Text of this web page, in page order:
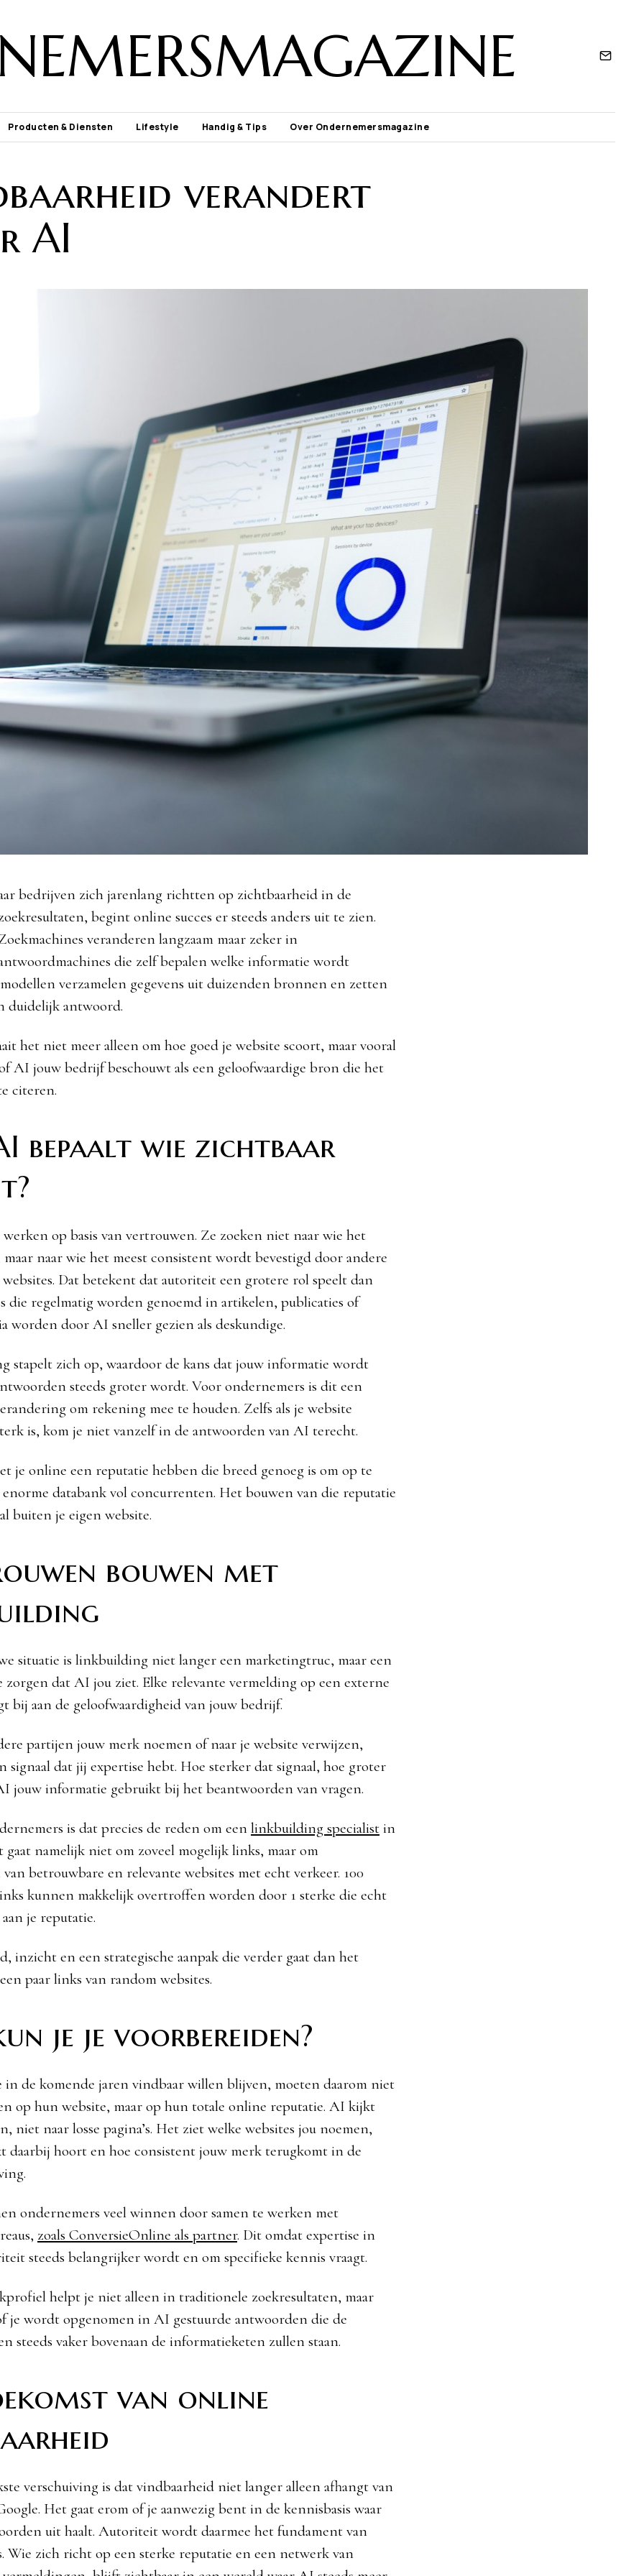
Producten & Diensten Lifestyle Handig & Tips Over Ondernemersmagazine
verandert
AI
bedrijven zich jarenlang richtten op zichtbaarheid in de
begint online succes er steeds anders uit te zien.
veranderen langzaam maar zeker in
die zelf bepalen welke informatie wordt
verzamelen gegevens uit duizenden bronnen en zetten
duidelijk antwoord.
het niet meer alleen om hoe goed je website scoort, maar vooral
AI jouw bedrijf beschouwt als een geloofwaardige bron die het
citeren.
bepaalt wie zichtbaar
op basis van vertrouwen. Ze zoeken niet naar wie het
naar wie het meest consistent wordt bevestigd door andere
Dat betekent dat autoriteit een grotere rol speelt dan
die regelmatig worden genoemd in artikelen, publicaties of
worden door AI sneller gezien als deskundige.
stapelt zich op, waardoor de kans dat jouw informatie wordt
steeds groter wordt. Voor ondernemers is dit een
om rekening mee te houden. Zelfs als je website
is, kom je niet vanzelf in de antwoorden van AI terecht.
je online een reputatie hebben die breed genoeg is om op te
databank vol concurrenten. Het bouwen van die reputatie
buiten je eigen website.
bouwen met
situatie is linkbuilding niet langer een marketingtruc, maar een
zorgen dat AI jou ziet. Elke relevante vermelding op een externe
bij aan de geloofwaardigheid van jouw bedrijf.
partijen jouw merk noemen of naar je website verwijzen,
signaal dat jij expertise hebt. Hoe sterker dat signaal, hoe groter
jouw informatie gebruikt bij het beantwoorden van vragen.
is dat precies de reden om een linkbuilding specialistin
gaat namelijk niet om zoveel mogelijk links, maar om
betrouwbare en relevante websites met echt verkeer. 100
kunnen makkelijk overtroffen worden door 1 sterke die echt
je reputatie.
inzicht en een strategische aanpak die verder gaat dan het
paar links van random websites.
je je voorbereiden?
in de komende jaren vindbaar willen blijven, moeten daarom niet
op hun website, maar op hun totale online reputatie. AI kijkt
niet naar losse pagina’s. Het ziet welke websites jou noemen,
daarbij hoort en hoe consistent jouw merk terugkomt in de
ondernemers veel winnen door samen te werken met
zoals ConversieOnline als partner. Dit omdat expertise in
steeds belangrijker wordt en om specifieke kennis vraagt.
helpt je niet alleen in traditionele zoekresultaten, maar
je wordt opgenomen in AI gestuurde antwoorden die de
steeds vaker bovenaan de informatieketen zullen staan.
van online
verschuiving is dat vindbaarheid niet langer alleen afhangt van
Het gaat erom of je aanwezig bent in de kennisbasis waar
uit haalt. Autoriteit wordt daarmee het fundament van
Wie zich richt op een sterke reputatie en een netwerk van